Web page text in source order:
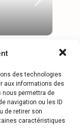
des technologies
aux informations des
nous permettra de
navigation ou les ID
de retirer son
caractéristiques
piscine...